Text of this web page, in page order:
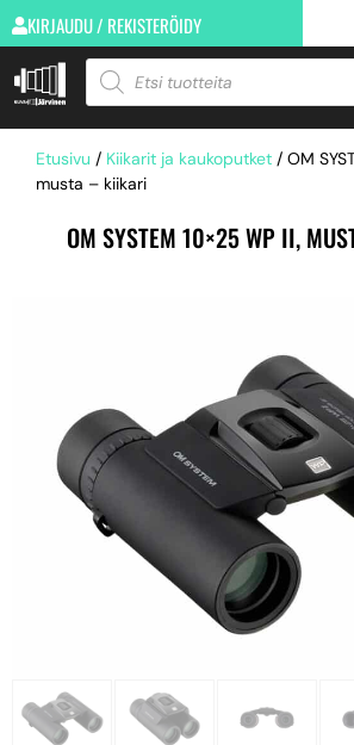
KIRJAUDU / REKISTERÖIDY
Etusivu / Kiikarit ja kaukoputket / OM
musta – kiikari
OM SYSTEM 10×25 WP II,